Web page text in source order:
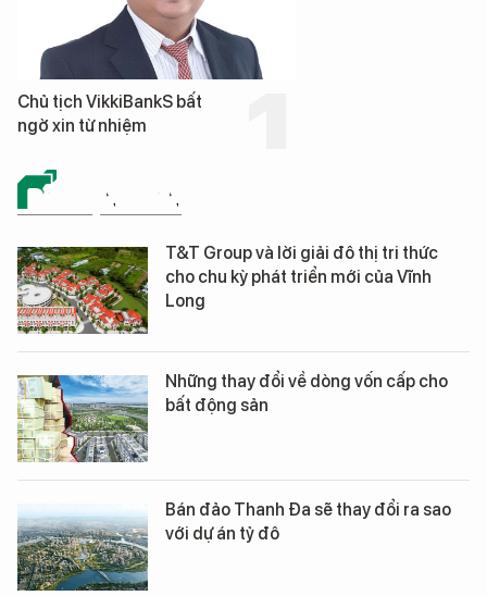
Chủ tịch VikkiBankS bất
ngờ xin từ nhiệm
BẤT ĐỘNG SẢN
T&T Group và lời giải đô thị tri thức
cho chu kỳ phát triển mới của Vĩnh
Long
Những thay đổi về dòng vốn cấp cho
bất động sản
Bán đảo Thanh Đa sẽ thay đổi ra sao
với dự án tỷ đô